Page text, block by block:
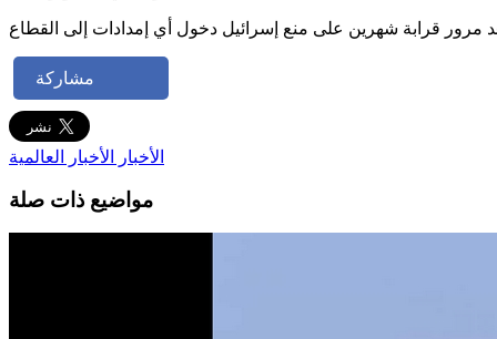
مشاركة
الأخبار الأخبار العالمية
مواضيع ذات صلة